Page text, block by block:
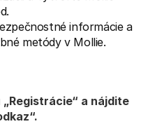
informácie a
metódy v Mollie.
a nájdite